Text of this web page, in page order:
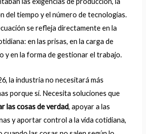
del tiempo y el número de tecnologías.
se refleja directamente en la
en las prisas, en la carga de
y en la forma de gestionar el trabajo.
la industria no necesitará más
porque sí. Necesita soluciones que
las cosas de verdad, apoyar a las
y aportar control a la vida cotidiana,